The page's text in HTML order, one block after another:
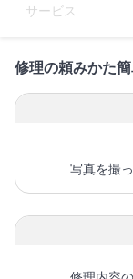
サービス
修理の頼みかた
写真を撮